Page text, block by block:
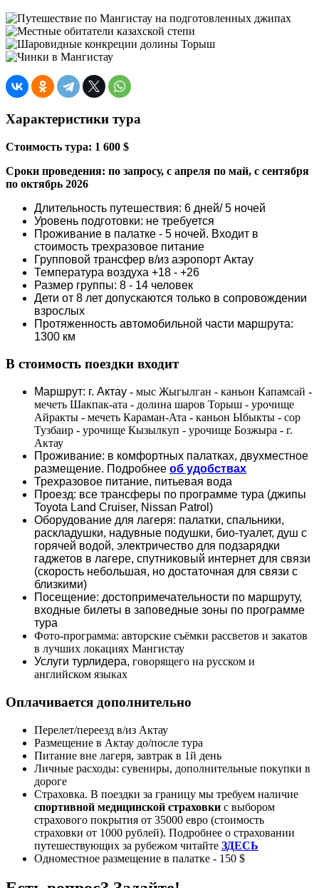
Характеристики тура
Стоимость тура: 1 600 $
Сроки проведения: по запросу, с апреля по май, с сентября
по октябрь 2026
Длительность путешествия: 6 дней/ 5 ночей
Уровень подготовки: не требуется
Проживание в палатке - 5 ночей. Входит в
стоимость трехразовое питание
Групповой трансфер в/из аэропорт Актау
Температура воздуха +18 - +26
Размер группы: 8 - 14 человек
Дети от 8 лет допускаются только в сопровождении
взрослых
Протяженность автомобильной части маршрута:
1300 км
В стоимость поездки входит
Маршрут: г. Актау - мыс Жыгылган - каньон Капамсай -
мечеть Шакпак-ата - долина шаров Торыш - урочище
Айракты - мечеть Караман-Ата - каньон Ыбыкты - сор
Тузбаир - урочище Кызылкуп - урочище Бозжыра - г.
Актау
Проживание: в комфортных палатках, двухместное
размещение. Подробнее об удобствах
Трехразовое питание, питьевая вода
Проезд: все трансферы по программе тура (джипы
Toyota Land Cruiser, Nissan Patrol)
Оборудование для лагеря: палатки, спальники,
раскладушки, надувные подушки, био-туалет, душ с
горячей водой, электричество для подзарядки
гаджетов в лагере, спутниковый интернет для связи
(скорость небольшая, но достаточная для связи с
близкими)
Посещение: достопримечательности по маршруту,
входные билеты в заповедные зоны по программе
тура
Фото-программа: авторские съёмки рассветов и закатов
в лучших локациях Мангистау
Услуги турлидера, говорящего на русском и
английском языках
Оплачивается дополнительно
Перелет/переезд в/из Актау
Размещение в Актау до/после тура
Питание вне лагеря, завтрак в 1й день
Личные расходы: сувениры, дополнительные покупки в
дороге
Страховка. В поездки за границу мы требуем наличие
спортивной медицинской страховки с выбором
страхового покрытия от 35000 евро (стоимость
страховки от 1000 рублей). Подробнее о страховании
путешествующих за рубежом читайте ЗДЕСЬ
Одноместное размещение в палатке - 150 $